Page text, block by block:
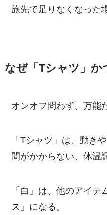
旅先で足りなくなった
なぜ「Tシャツ」か
オンオフ問わず、万能
「Tシャツ」は、動き
間がかからない、体温
「白」は、他のアイ
ス」になる。